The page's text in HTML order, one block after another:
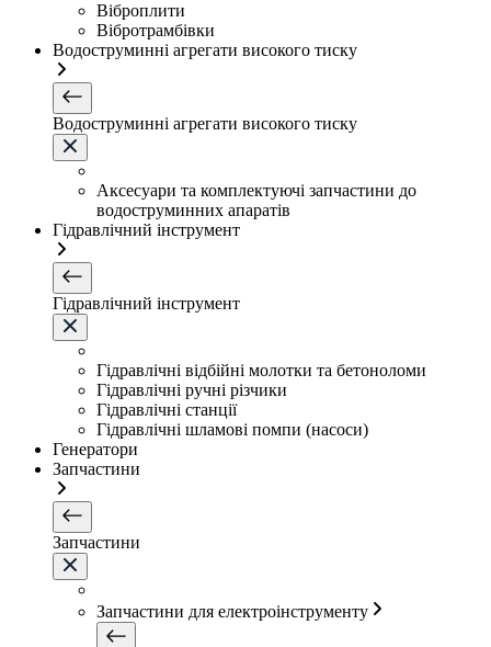
Віброплити
Вібротрамбівки
Водоструминні агрегати високого тиску
Водоструминні агрегати високого тиску
Аксесуари та комплектуючі запчастини до
водоструминних апаратів
Гідравлічний інструмент
Гідравлічний інструмент
Гідравлічні відбійні молотки та бетоноломи
Гідравлічні ручні різчики
Гідравлічні станції
Гідравлічні шламові помпи (насоси)
Генератори
Запчастини
Запчастини
Запчастини для електроінструменту